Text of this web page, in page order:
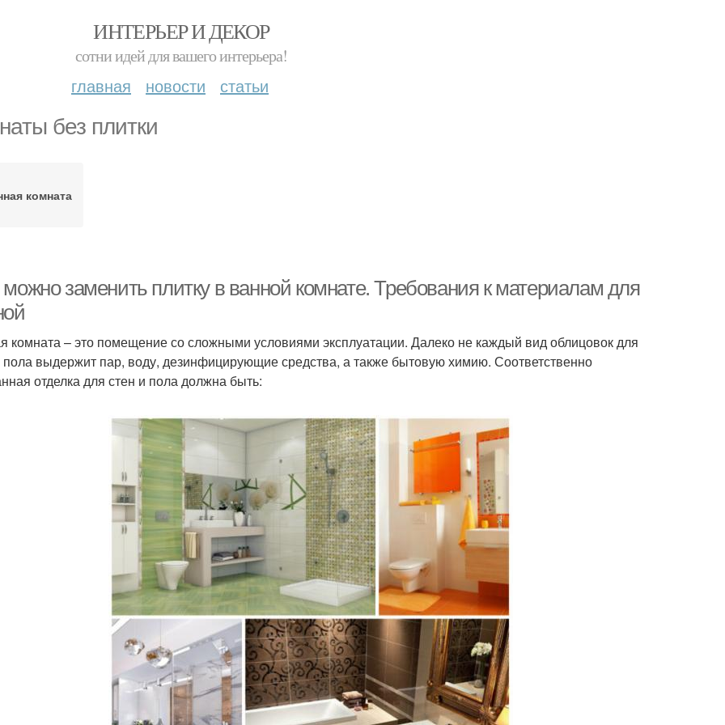
ИНТЕРЬЕР И ДЕКОР
сотни идей для вашего интерьера!
главная новости статьи
без плитки
комната
заменить плитку в ванной комнате. Требования к материалам для
комната – это помещение со сложными условиями эксплуатации. Далеко не каждый вид облицовок для
пола выдержит пар, воду, дезинфицирующие средства, а также бытовую химию. Соответственно
отделка для стен и пола должна быть: